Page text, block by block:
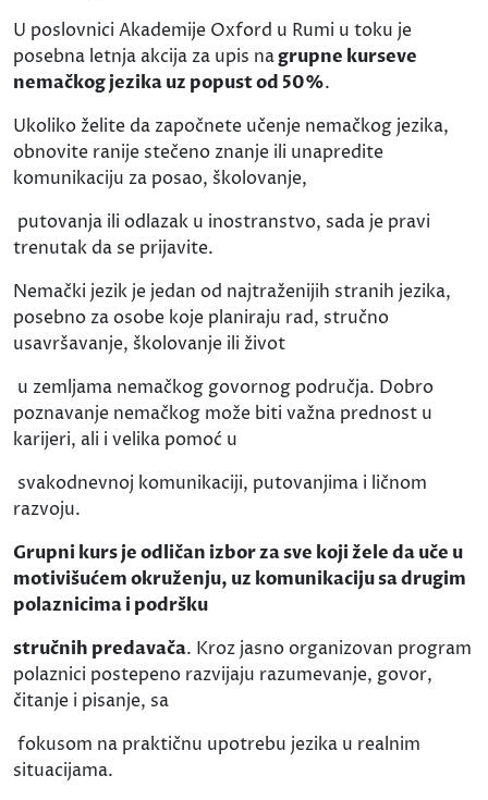
U poslovnici Akademije Oxford u Rumi u toku je
posebna letnja akcija za upis nagrupne kurseve
nemačkog jezika uz popust od 50%.
Ukoliko želite da započnete učenje nemačkog jezika,
obnovite ranije stečeno znanje ili unapredite
komunikaciju za posao, školovanje,
putovanja ili odlazak u inostranstvo, sada je pravi
trenutak da se prijavite.
Nemački jezik je jedan od najtraženijih stranih jezika,
posebno za osobe koje planiraju rad, stručno
usavršavanje, školovanje ili život
u zemljama nemačkog govornog područja. Dobro
poznavanje nemačkog može biti važna prednost u
karijeri, ali i velika pomoć u
svakodnevnoj komunikaciji, putovanjima i ličnom
razvoju.
Grupni kurs je odličan izbor za sve koji žele da uče u
motivišućem okruženju, uz komunikaciju sa drugim
polaznicima i podršku
stručnih predavača. Kroz jasno organizovan program
polaznici postepeno razvijaju razumevanje, govor,
čitanje i pisanje, sa
fokusom na praktičnu upotrebu jezika u realnim
situacijama.